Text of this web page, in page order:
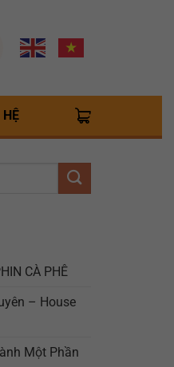
CÀ PHÊ
– House
Một Phần